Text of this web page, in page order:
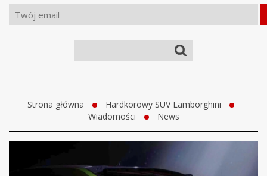
Strona główna
Hardkorowy SUV Lamborghini
Wiadomości
News